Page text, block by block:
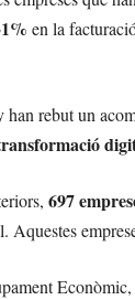
en la
han rebut un
697